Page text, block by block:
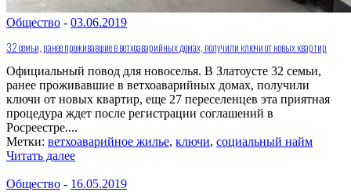
Общество - 03.06.2019
32 семьи, ранее проживавшие в ветхоаварийных домах, получили ключи от новых квартир
Официальный повод для новоселья. В Златоусте 32 семьи,
ранее проживавшие в ветхоаварийных домах, получили
ключи от новых квартир, еще 27 переселенцев эта приятная
процедура ждет после регистрации соглашений в
Росреестре....
Метки: ветхоаварийное жилье, ключи, социальный найм
Читать далее
Общество - 16.05.2019